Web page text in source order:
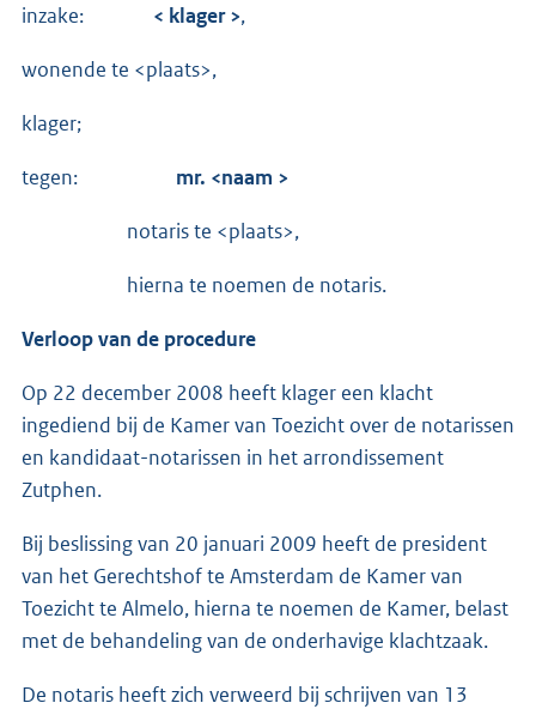
inzake: < klager >,
wonende te <plaats>,
klager;
tegen: mr. <naam >
notaris te <plaats>,
hierna te noemen de notaris.
Verloop van de procedure
Op 22 december 2008 heeft klager een klacht
ingediend bij de Kamer van Toezicht over de notarissen
en kandidaat-notarissen in het arrondissement
Zutphen.
Bij beslissing van 20 januari 2009 heeft de president
van het Gerechtshof te Amsterdam de Kamer van
Toezicht te Almelo, hierna te noemen de Kamer, belast
met de behandeling van de onderhavige klachtzaak.
De notaris heeft zich verweerd bij schrijven van 13